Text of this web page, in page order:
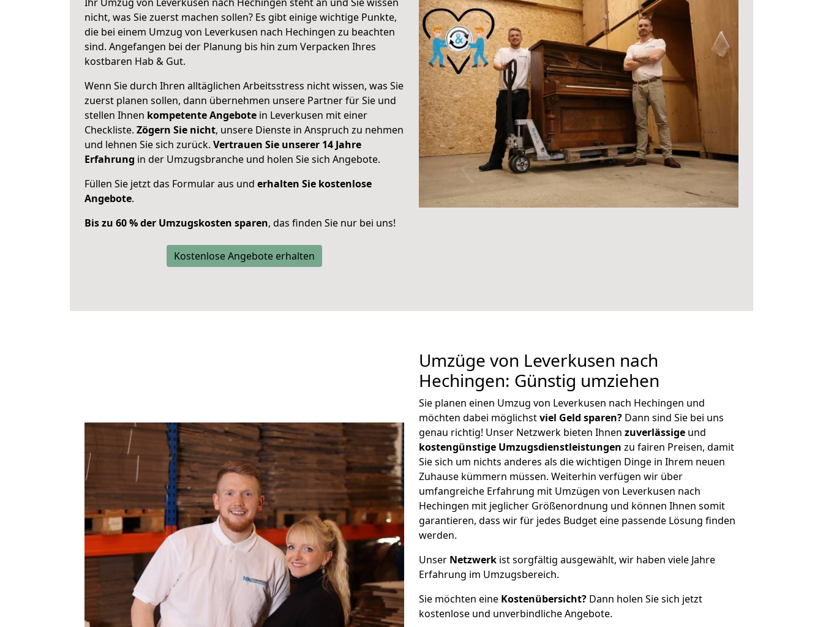
nicht, was Sie zuerst machen sollen? Es gibt einige wichtige Punkte,
die bei einem Umzug von Leverkusen nach Hechingen zu beachten
sind. Angefangen bei der Planung bis hin zum Verpacken Ihres
kostbaren Hab & Gut.
Wenn Sie durch Ihren alltäglichen Arbeitsstress nicht wissen, was Sie
zuerst planen sollen, dann übernehmen unsere Partner für Sie und
stellen Ihnen kompetente Angebote in Leverkusen mit einer
Checkliste. Zögern Sie nicht, unsere Dienste in Anspruch zu nehmen
und lehnen Sie sich zurück. Vertrauen Sie unserer 14 Jahre
Erfahrung in der Umzugsbranche und holen Sie sich Angebote.
Füllen Sie jetzt das Formular aus und erhalten Sie kostenlose
Angebote.
Bis zu 60 % der Umzugskosten sparen, das finden Sie nur bei uns!
Kostenlose Angebote erhalten
Umzüge von Leverkusen nach
Hechingen: Günstig umziehen
Sie planen einen Umzug von Leverkusen nach Hechingen und
möchten dabei möglichstviel Geld sparen? Dann sind Sie bei uns
genau richtig! Unser Netzwerk bieten Ihnen zuverlässige und
kostengünstige Umzugsdienstleistungen zu fairen Preisen, damit
Sie sich um nichts anderes als die wichtigen Dinge in Ihrem neuen
Zuhause kümmern müssen. Weiterhin verfügen wir über
umfangreiche Erfahrung mit Umzügen von Leverkusen nach
Hechingen mit jeglicher Größenordnung und können Ihnen somit
garantieren, dass wir für jedes Budget eine passende Lösung finden
werden.
Unser Netzwerk ist sorgfältig ausgewählt, wir haben viele Jahre
Erfahrung im Umzugsbereich.
Sie möchten eine Kostenübersicht? Dann holen Sie sich jetzt
kostenlose und unverbindliche Angebote.